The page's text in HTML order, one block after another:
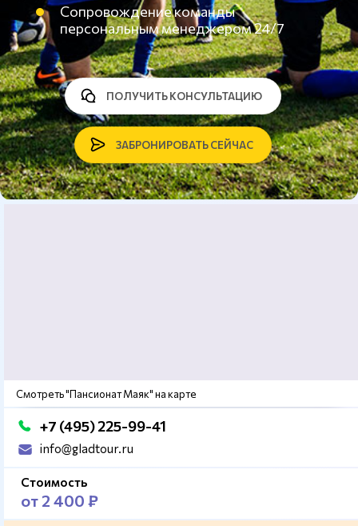
Сопровождение команды
персональным менеджером 24/7
ЗАБРОНИРОВАТЬ СЕЙЧАС
ПОЛУЧИТЬ КОНСУЛЬТАЦИЮ
Смотреть "Пансионат Маяк" на карте
+7 (495) 225-99-41
info@gladtour.ru
Стоимость
от 2 400 ₽